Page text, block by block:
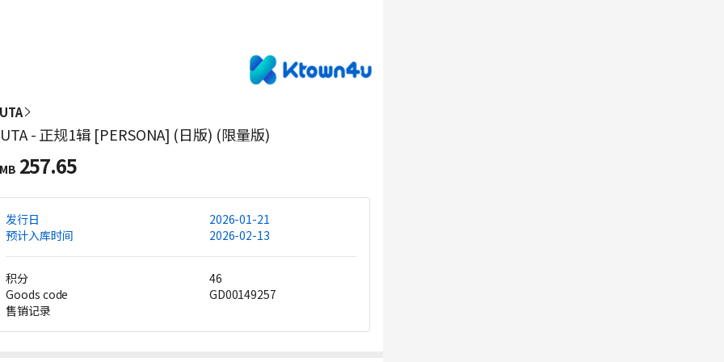
- 正规1辑 [PERSONA] (日版) (限量版)
257.65
发行日
2026-01-21
预计入库时间
2026-02-13
积分
46
Goods code
GD00149257
售销记录